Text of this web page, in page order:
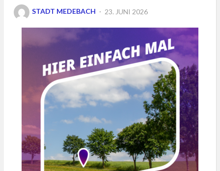
STADT MEDEBACH
POSTED
23. JUNI 2026